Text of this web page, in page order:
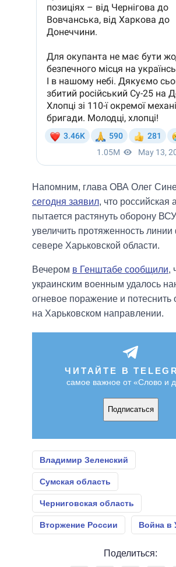
Напомним, глава ОВА Олег
сегодня заявил, что российская
пытается растянуть оборону
увеличить протяженность
севере Харьковской области.
Вечером в Генштабе сообщили,
украинским военным удалось
огневое поражение и потеснить
на Харьковском направлении.
ЧИТАЙТЕ В
самое важное от «Слово и
Подписаться
Владимир Зеленский
Сумская область
Черниговская область
Вторжение России Война в
Поделиться: